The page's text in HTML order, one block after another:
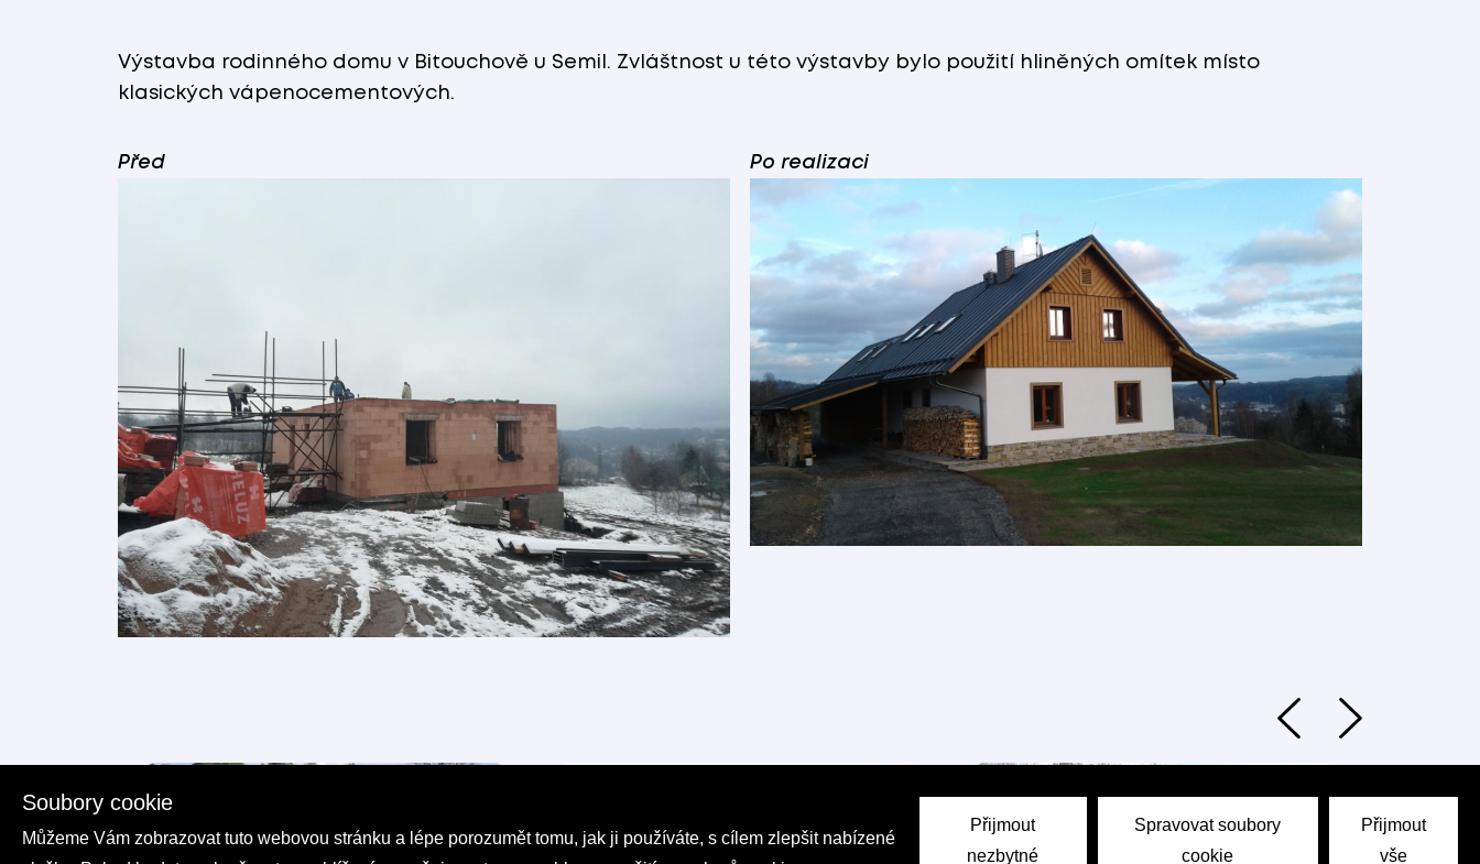
Výstavba rodinného domu v Bitouchově u Semil. Zvláštnost u této výstavby bylo použití hliněných omítek místo
klasických vápenocementových.
Před Po realizaci
Soubory cookie
Můžeme Vám zobrazovat tuto webovou stránku a lépe porozumět tomu, jak ji používáte, s cílem zlepšit nabízené
Přijmout
nezbytné
Spravovat soubory
cookie
Přijmout
vše